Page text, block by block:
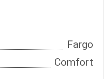
Fargo
Comfort